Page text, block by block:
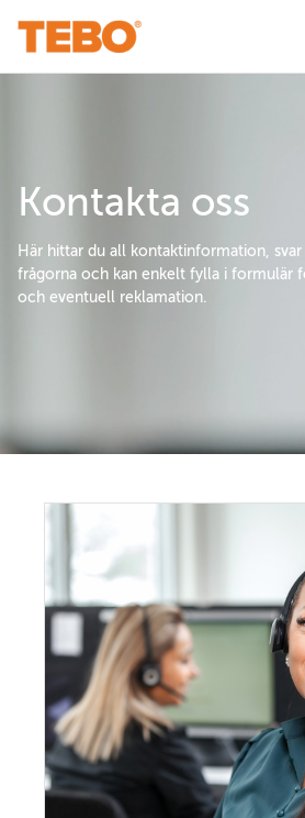
Kontakta oss
Här hittar du all kontaktinformation, svar
frågorna och kan enkelt fylla i formulär
och eventuell reklamation.